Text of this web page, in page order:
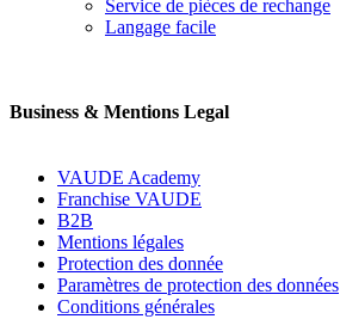
Service de pièces de rechange
Langage facile
Business & Mentions Legal
VAUDE Academy
Franchise VAUDE
B2B
Mentions légales
Protection des donnée
Paramètres de protection des données
Conditions générales